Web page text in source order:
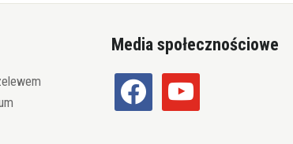
Media społecznościowe
facebook youtube